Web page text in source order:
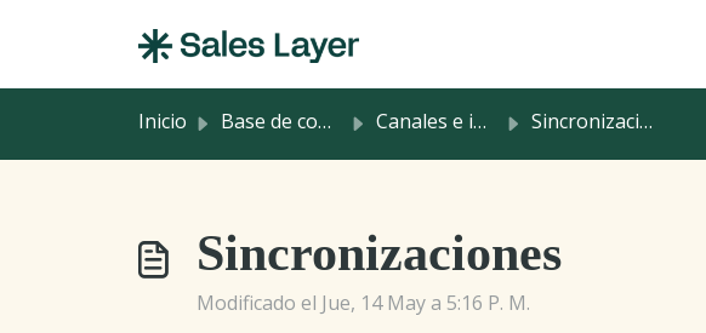
Inicio Base de conocimientos Canales e integraciones Sincronizaciones, Staging y Verificación
Sincronizaciones
Modificado el Jue, 14 May a 5:16 P. M.